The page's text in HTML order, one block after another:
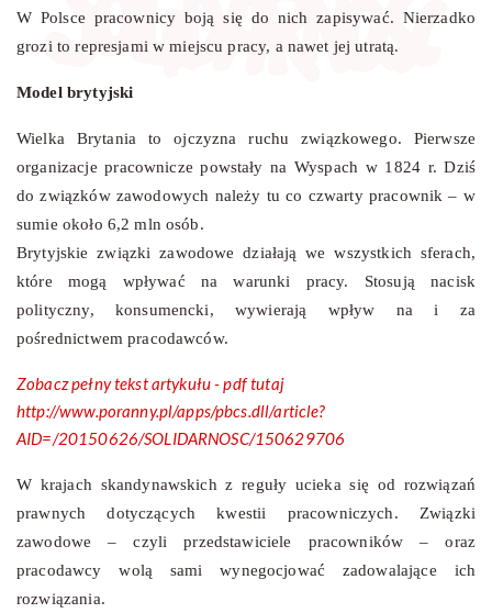
W Polsce pracownicy boją się do nich zapisywać. Nierzadko
grozi to represjami w miejscu pracy, a nawet jej utratą.
Model brytyjski
Wielka Brytania to ojczyzna ruchu związkowego. Pierwsze
organizacje pracownicze powstały na Wyspach w 1824 r. Dziś
do związków zawodowych należy tu co czwarty pracownik – w
sumie około 6,2 mln osób.
Brytyjskie związki zawodowe działają we wszystkich sferach,
które mogą wpływać na warunki pracy. Stosują nacisk
polityczny, konsumencki, wywierają wpływ na i za
pośrednictwem pracodawców.
Zobacz pełny tekst artykułu - pdf tutaj
http://www.poranny.pl/apps/pbcs.dll/article?
AID=/20150626/SOLIDARNOSC/150629706
W krajach skandynawskich z reguły ucieka się od rozwiązań
prawnych dotyczących kwestii pracowniczych. Związki
zawodowe – czyli przedstawiciele pracowników – oraz
pracodawcy wolą sami wynegocjować zadowalające ich
rozwiązania.